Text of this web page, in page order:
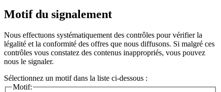
Motif du signalement
Nous effectuons systématiquement des contrôles pour vérifier la
légalité et la conformité des offres que nous diffusons. Si malgré ces
contrôles vous constatez des contenus inappropriés, vous pouvez
nous le signaler.
Sélectionnez un motif dans la liste ci-dessous :
Motif: